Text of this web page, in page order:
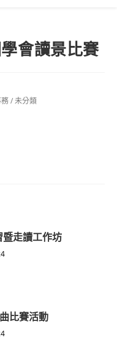
會讀景比賽
/未分類
走讀工作坊
比賽活動